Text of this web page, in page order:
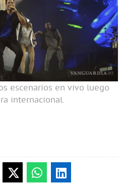
escenarios en vivo luego
internacional.